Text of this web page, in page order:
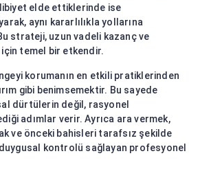
elde ettiklerinde ise
aynı kararlılıkla yollarına
strateji, uzun vadeli kazanç ve
temel bir etkendir.
korumanın en etkili pratiklerinden
gibi benimsemektir. Bu sayede
dürtülerin değil, rasyonel
adımlar verir. Ayrıca ara vermek,
ve önceki bahisleri tarafsız şekilde
kontrolü sağlayan profesyonel